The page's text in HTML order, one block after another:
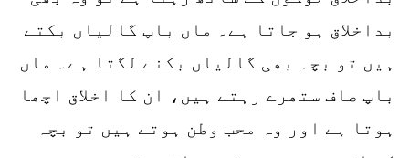
بداخلاق ہو جاتا ہے۔ ماں باپ گالیاں بکتے
ہیں تو بچہ بھی گالیاں بکنے لگتا ہے۔ ماں
باپ صاف ستھرے رہتے ہیں، ان کا اخلاق اچھا
ہوتا ہے اور وہ محب وطن ہوتے ہیں تو بچہ